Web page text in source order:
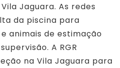
Jaguara. As redes
da piscina para
animais de estimação
A RGR
na Vila Jaguara para